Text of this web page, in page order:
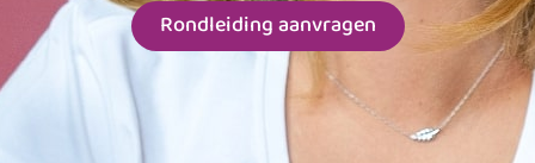
Rondleiding aanvragen